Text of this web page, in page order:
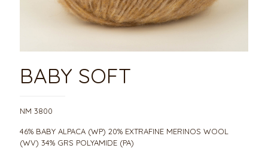
BABY SOFT
NM 3800
46% BABY ALPACA (WP) 20% EXTRAFINE MERINOS WOOL
(WV) 34% GRS POLYAMIDE (PA)